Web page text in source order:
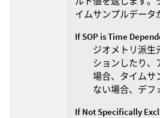
イムサンプルデータ
If SOP is Time
ジオメトリ派生
ションしたり、
場合、タイムサ
ない場合、デフ
If Not Specifically